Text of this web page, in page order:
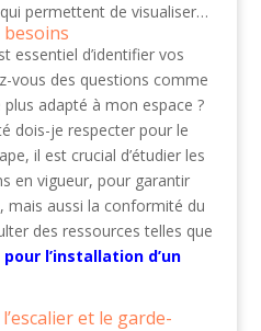
permettent de visualiser…
besoins
essentiel d’identifier vos
vous des questions comme
plus adapté à mon espace ?
dois-je respecter pour le
il est crucial d’étudier les
en vigueur, pour garantir
mais aussi la conformité du
des ressources telles que
l’installation d’un
et le garde-